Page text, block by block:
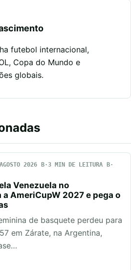
futebol internacional,
Copa do Mundo e
globais.
2026
3 MIN DE LEITURA
Venezuela no
AmeriCupW 2027 e pega o
de basquete perdeu para
em Zárate, na Argentina,